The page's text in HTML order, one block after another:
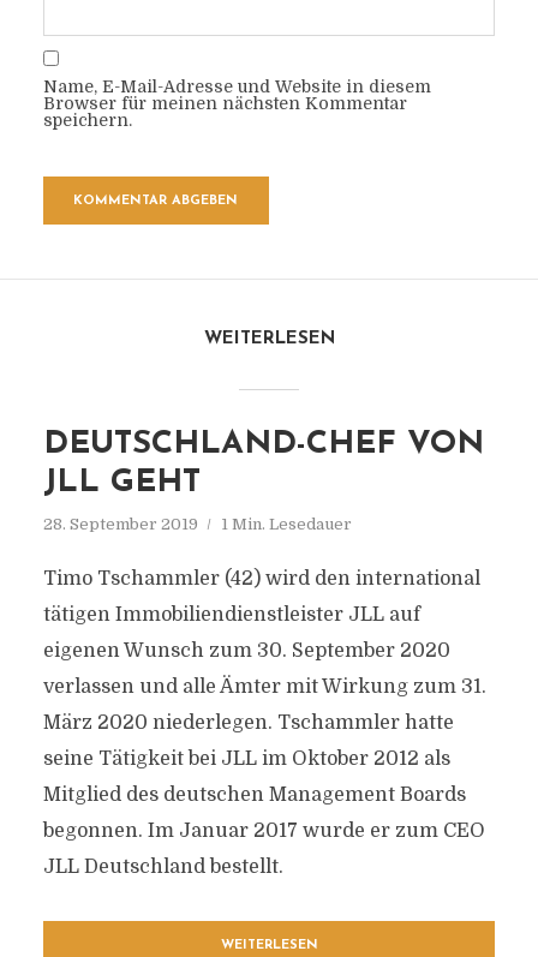
Name, E-Mail-Adresse und Website in diesem
Browser für meinen nächsten Kommentar
speichern.
WEITERLESEN
DEUTSCHLAND-CHEF VON
JLL GEHT
28. September 2019 1 Min. Lesedauer
Timo Tschammler (42) wird den international
tätigen Immobiliendienstleister JLL auf
eigenen Wunsch zum 30. September 2020
verlassen und alle Ämter mit Wirkung zum 31.
März 2020 niederlegen. Tschammler hatte
seine Tätigkeit bei JLL im Oktober 2012 als
Mitglied des deutschen Management Boards
begonnen. Im Januar 2017 wurde er zum CEO
JLL Deutschland bestellt.
WEITERLESEN